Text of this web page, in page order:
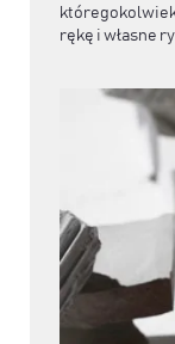
rękę i własne